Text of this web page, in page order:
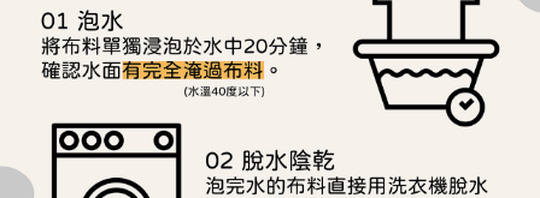
https://aftee.tw/terms/#terms3
３．未成年的使用者請事先徵得法定代理人或監護人之同意方可使用
「AFTEE先享後付」，若未經同意申辦者引起之損失，本公司不負相關責
任。
４．使用「AFTEE先享後付」時，將依據個別帳號之用戶狀況，依本公司即
時審查核予不同之上限額度；若仍有額度不足之情形，本公司將視審查結果
請求用戶進行身份認證。
５．嚴禁一人註冊多個帳號或使用他人資訊註冊。若發現惡意使用之情形，
恩沛科技股份有限公司將有權停止該用戶之使用額度並採取法律行動。